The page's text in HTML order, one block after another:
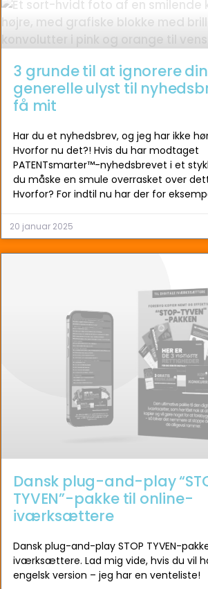
3 grunde til at ignorere din
generelle ulyst til
få mit
Har du et nyhedsbrev, og jeg har ikke
Hvorfor nu det?! Hvis du har modtaget
PATENTsmarter™-nyhedsbrevet i et
du måske en smule overrasket over
Hvorfor? For indtil nu har der for
20 januar 2025
Dansk plug-and-play
TYVEN”-pakke til online-
iværksættere
Dansk plug-and-play STOP TYVEN-
iværksættere. Lad mig vide, hvis du vil
engelsk version – jeg har en venteliste!